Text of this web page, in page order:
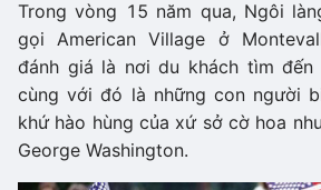
Trong vòng 15 năm qua, Ngôi
gọi American Village ở
đánh giá là nơi du khách tìm
cùng với đó là những con người
khứ hào hùng của xứ sở cờ hoa
George Washington.